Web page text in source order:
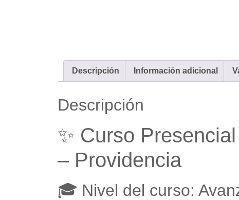
Descripción Información adicional
Descripción
✨ Curso
– Providencia
🎓 Nivel del curso: